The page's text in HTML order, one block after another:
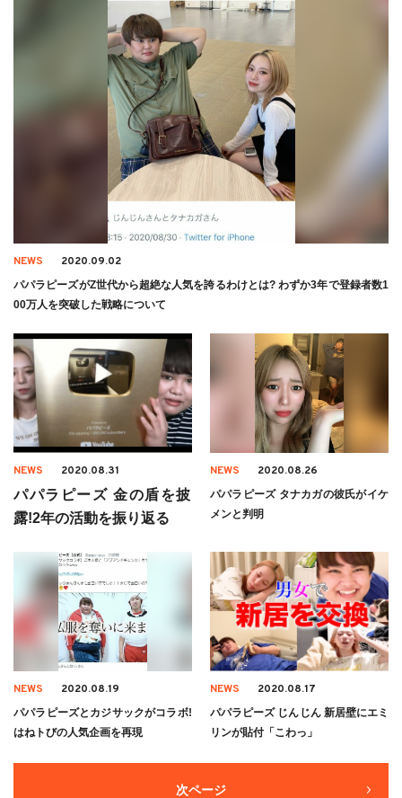
NEWS 2020.09.02
パパラピーズがZ世代から超絶な人気を誇るわけとは? わずか3年で登録者数1
00万人を突破した戦略について
NEWS 2020.08.31
パパラピーズ 金の盾を披
露!2年の活動を振り返る
NEWS 2020.08.26
パパラピーズ タナカガの彼氏がイケ
メンと判明
NEWS 2020.08.19
パパラピーズとカジサックがコラボ!
はねトびの人気企画を再現
NEWS 2020.08.17
パパラピーズ じんじん 新居壁にエミ
リンが貼付「こわっ」
次ページ